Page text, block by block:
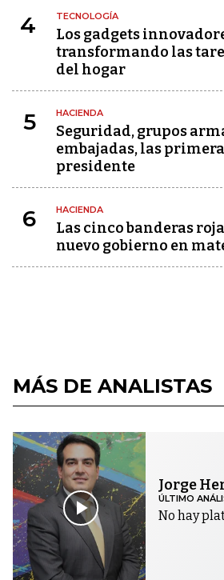
4 TECNOLOGÍA
Los gadgets
transformando las
del hogar
5 HACIENDA
Seguridad, grupos
embajadas, las
presidente
6 HACIENDA
Las cinco banderas
nuevo gobierno en
MÁS DE ANALISTAS
Jorge
ÚLTIMO
No hay